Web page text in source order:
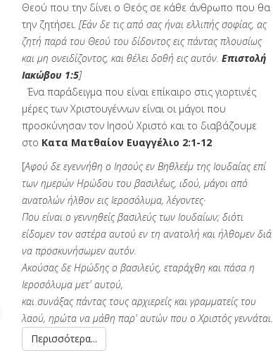
Θεού που την δίνει ο Θεός σε κάθε άνθρωπο που θα
την ζητήσει. [Εάν δε τις από σας ήναι ελλιπής σοφίας, ας
ζητή παρά του Θεού του δίδοντος εις πάντας πλουσίως
και μη ονειδίζοντος, και θέλει δοθή εις αυτόν. Επιστολή
Ιακώβου 1:5]
Ένα παράδειγμα που είναι επίκαιρο στις γιορτινές
μέρες των Χριστουγέννων είναι οι μάγοι που
προσκύνησαν τον Ιησού Χριστό και το διαβάζουμε
στο Κατα Ματθαίον Ευαγγέλιο 2:1-12
[Αφού δε εγεννήθη ο Ιησούς εν Βηθλεέμ της Ιουδαίας επί
των ημερών Ηρώδου του βασιλέως, ιδού, μάγοι από
ανατολών ήλθον εις Ιεροσόλυμα, λέγοντες·
Που είναι ο γεννηθείς βασιλεύς των Ιουδαίων; διότι
είδομεν τον αστέρα αυτού εν τη ανατολή και ήλθομεν διά
να προσκυνήσωμεν αυτόν.
Ακούσας δε Ηρώδης ο βασιλεύς, εταράχθη και πάσα η
Ιεροσόλυμα μετ' αυτού,
και συνάξας πάντας τους αρχιερείς και γραμματείς του
λαού, ηρώτα να μάθη παρ' αυτών που ο Χριστός γεννάται.
Περισσότερα...